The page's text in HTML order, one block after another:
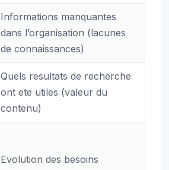
Informations manquantes
dans l’organisation (lacunes
de connaissances)
Quels resultats de recherche
ont ete utiles (valeur du
contenu)
Evolution des besoins